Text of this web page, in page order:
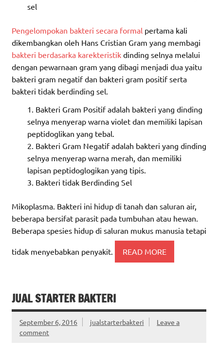
sel
Pengelompokan bakteri secara formal pertama kali
dikembangkan oleh Hans Cristian Gram yang membagi
bakteri berdasarka karekteristik dinding selnya melalui
dengan pewarnaan gram yang dibagi menjadi dua yaitu
bakteri gram negatif dan bakteri gram positif serta
bakteri tidak berdinding sel.
Bakteri Gram Positif adalah bakteri yang dinding
selnya menyerap warna violet dan memiliki lapisan
peptidoglikan yang tebal.
Bakteri Gram Negatif adalah bakteri yang dinding
selnya menyerap warna merah, dan memiliki
lapisan peptidoglogikan yang tipis.
Bakteri tidak Berdinding Sel
Mikoplasma. Bakteri ini hidup di tanah dan saluran air,
beberapa bersifat parasit pada tumbuhan atau hewan.
Beberapa spesies hidup di saluran mukus manusia tetapi
tidak menyebabkan penyakit. READ MORE
JUAL STARTER BAKTERI
September 6, 2016 jualstarterbakteri
Leave a
comment